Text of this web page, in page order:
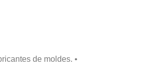
de moldes. •